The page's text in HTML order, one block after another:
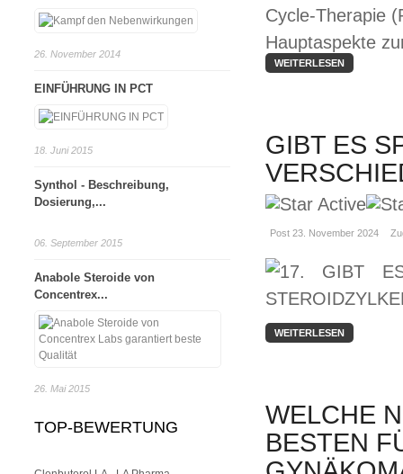
Cycle-Therapie
Hauptaspekte
WEITERLESEN
GIBT ES
Post 23. November 2024
WEITERLESEN
WELCHE
BESTEN
26. November 2014
EINFÜHRUNG IN PCT
18. Juni 2015
Synthol - Beschreibung,
Dosierung,...
06. September 2015
Anabole Steroide von
Concentrex...
26. Mai 2015
TOP-BEWERTUNG